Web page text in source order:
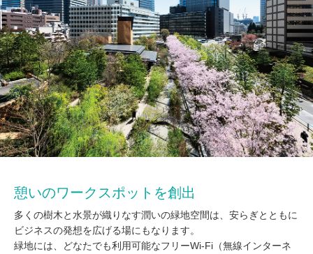
憩いのワークスポットを創出
多くの樹木と水景が織りなす潤いの緑地空間は、安らぎとともに
ビジネスの発想を広げる場にもなります。
緑地には、どなたでも利用可能なフリーWi-Fi（無線インターネ